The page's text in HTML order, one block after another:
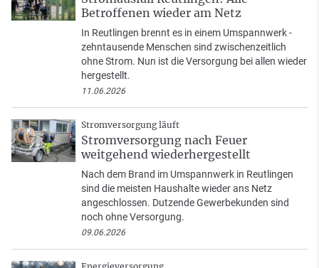
Betroffenen wieder am Netz
In Reutlingen brennt es in einem Umspannwerk -
zehntausende Menschen sind zwischenzeitlich
ohne Strom. Nun ist die Versorgung bei allen wieder
hergestellt.
11.06.2026
Stromversorgung läuft
Stromversorgung nach Feuer
weitgehend wiederhergestellt
Nach dem Brand im Umspannwerk in Reutlingen
sind die meisten Haushalte wieder ans Netz
angeschlossen. Dutzende Gewerbekunden sind
noch ohne Versorgung.
09.06.2026